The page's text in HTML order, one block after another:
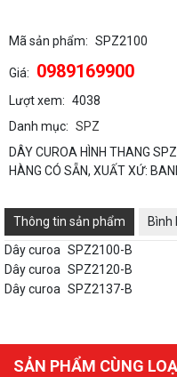
Mã sản phẩm: SPZ2100
Giá: 0989169900
Lượt xem: 4038
Danh mục: SPZ
DÂY CUROA HÌNH THANG
HÀNG CÓ SẴN, XUẤT XỨ:
Thông tin sản phẩm
Bình
Dây curoa SPZ2100-B
Dây curoa SPZ2120-B
Dây curoa SPZ2137-B
SẢN PHẨM CÙNG